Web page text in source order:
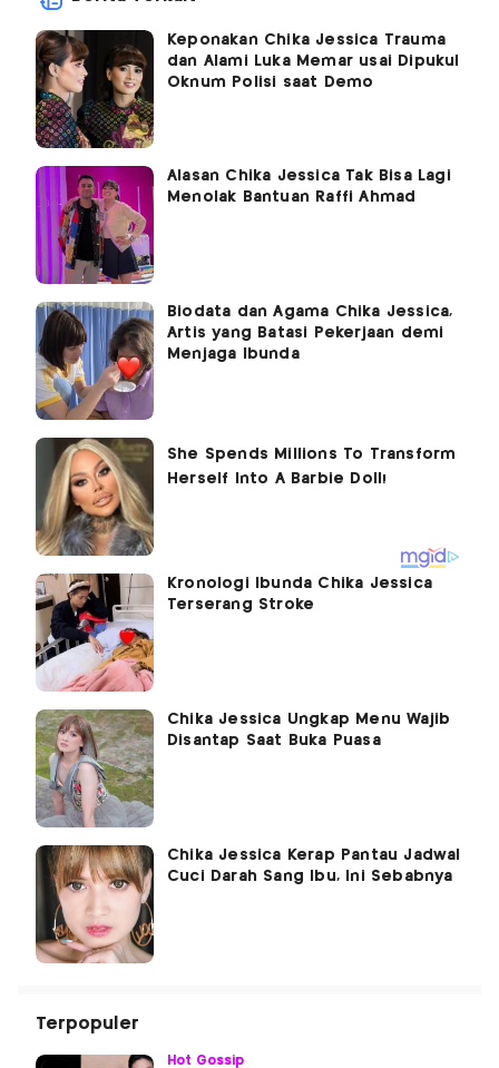
Keponakan Chika Jessica Trauma
dan Alami Luka Memar usai Dipukul
Oknum Polisi saat Demo
Alasan Chika Jessica Tak Bisa Lagi
Menolak Bantuan Raffi Ahmad
Biodata dan Agama Chika Jessica,
Artis yang Batasi Pekerjaan demi
Menjaga Ibunda
Kronologi Ibunda Chika Jessica
Terserang Stroke
Chika Jessica Ungkap Menu Wajib
Disantap Saat Buka Puasa
Chika Jessica Kerap Pantau Jadwal
Cuci Darah Sang Ibu, Ini Sebabnya
Terpopuler
Hot Gossip